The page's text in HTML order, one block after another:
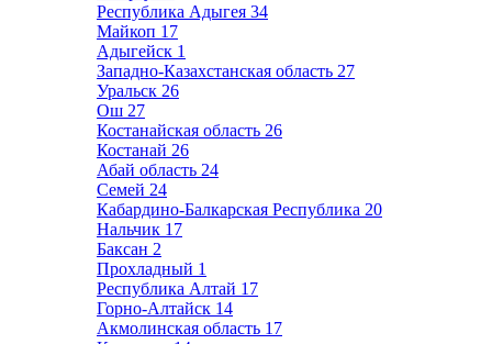
Республика Адыгея 34
Майкоп 17
Адыгейск 1
Западно-Казахстанская область 27
Уральск 26
Ош 27
Костанайская область 26
Костанай 26
Абай область 24
Семей 24
Кабардино-Балкарская Республика 20
Нальчик 17
Баксан 2
Прохладный 1
Республика Алтай 17
Горно-Алтайск 14
Акмолинская область 17